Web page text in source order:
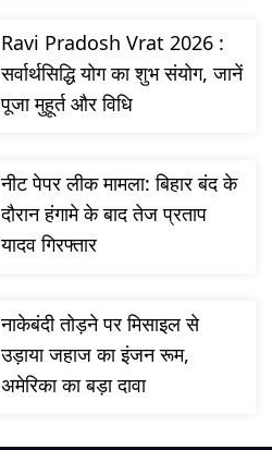
Ravi Pradosh Vrat 2026 :
सर्वार्थसिद्धि योग का शुभ संयोग, जानें
पूजा मुहूर्त और विधि
नीट पेपर लीक मामला: बिहार बंद के
दौरान हंगामे के बाद तेज प्रताप
यादव गिरफ्तार
नाकेबंदी तोड़ने पर मिसाइल से
उड़ाया जहाज का इंजन रूम,
अमेरिका का बड़ा दावा